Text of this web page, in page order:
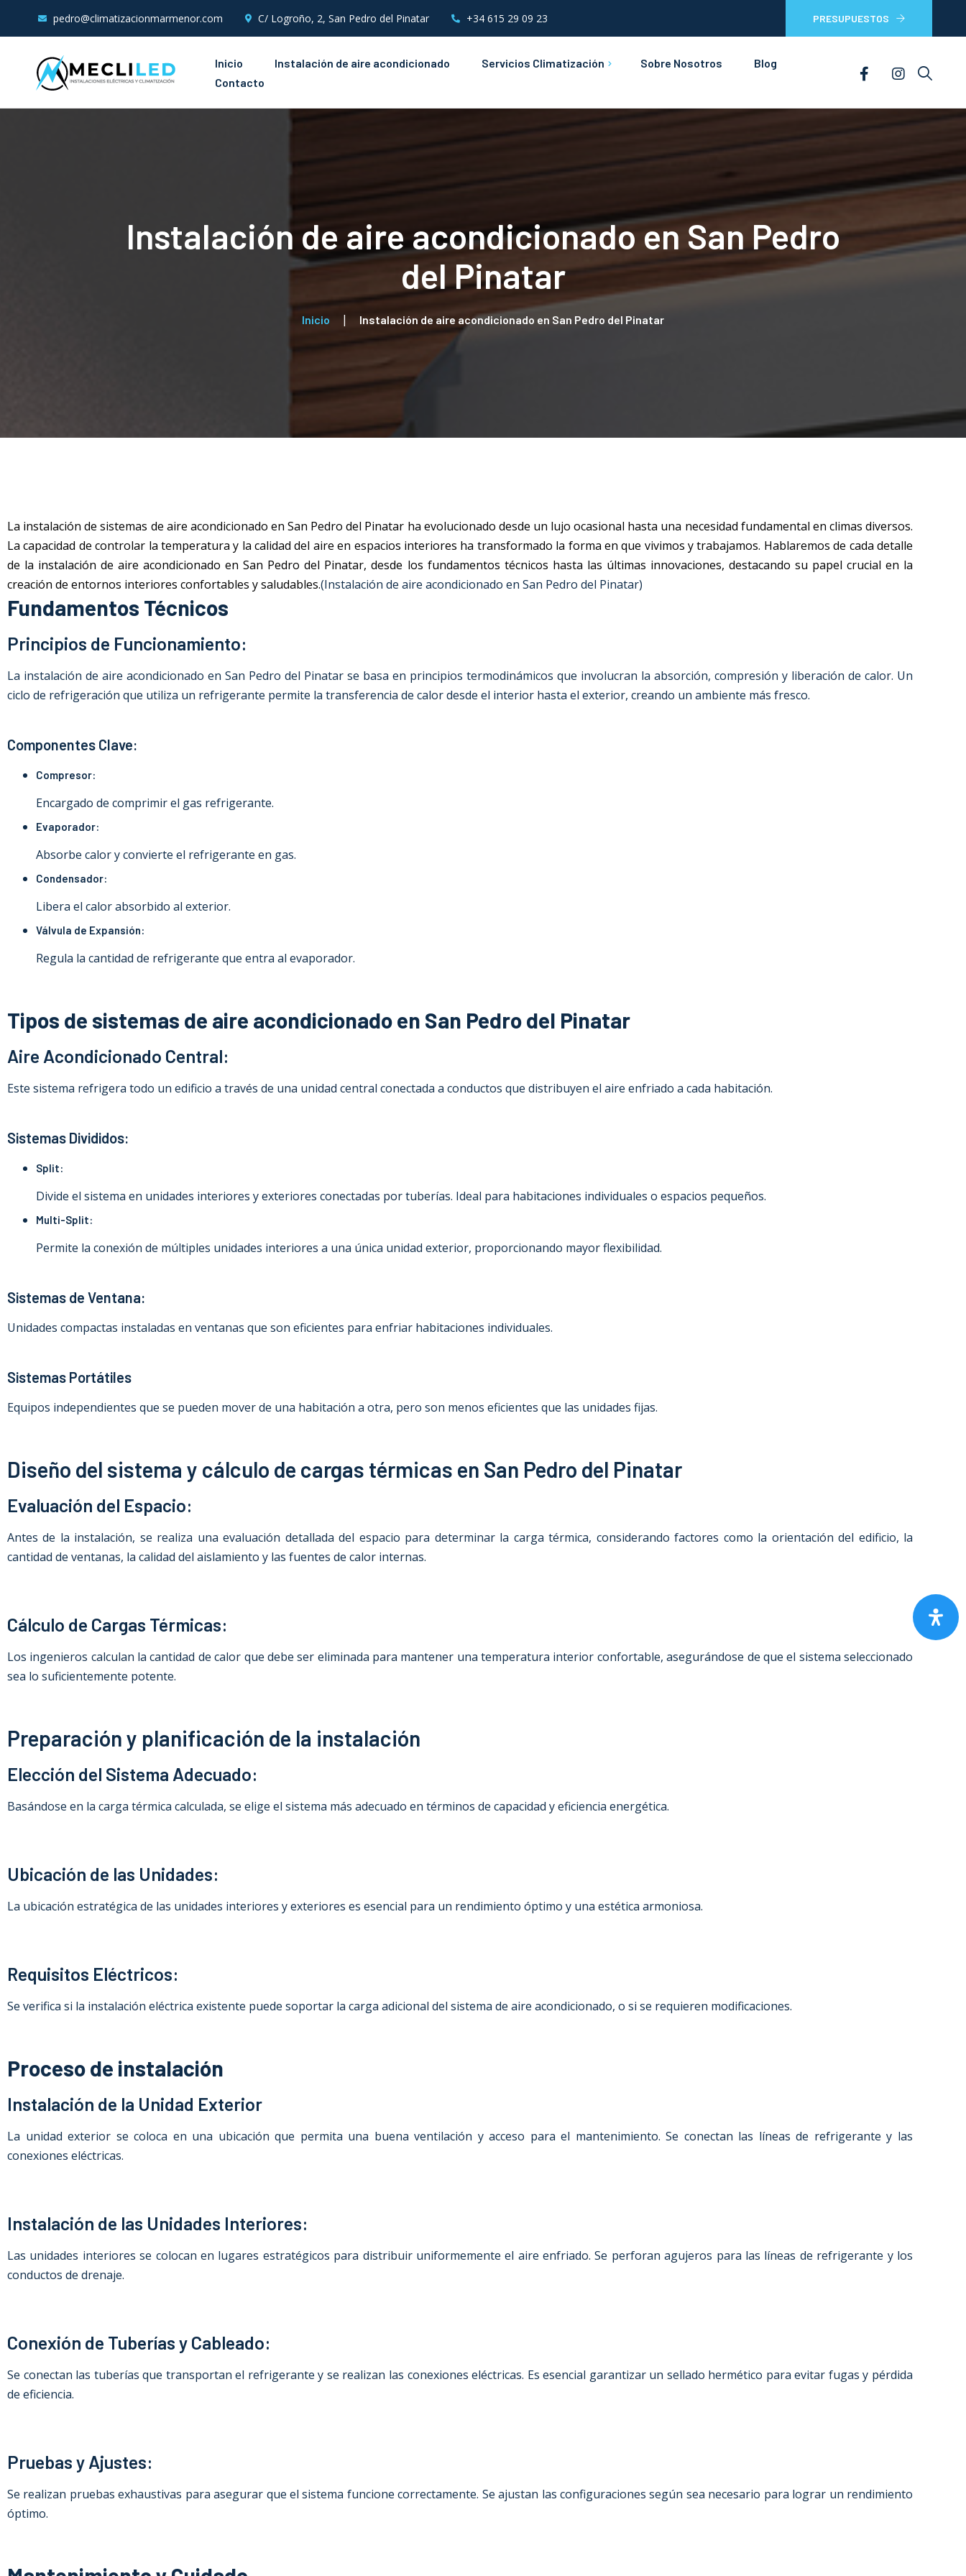
pedro@climatizacionmarmenor.com C/ Logroño, 2, San Pedro del Pinatar +34 615 29 09 23 PRESUPUESTOS
Inicio Instalación de aire acondicionado Servicios Climatización
Mantenimientos Eléctricos
Sobre Nosotros
Blog
Contacto
Instalación de aire acondicionado en San Pedro
del Pinatar
Inicio Instalación de aire acondicionado en San Pedro del Pinatar
La instalación de sistemas de aire acondicionado en San Pedro del Pinatar ha evolucionado desde un lujo ocasional hasta una necesidad fundamental en climas diversos.
La capacidad de controlar la temperatura y la calidad del aire en espacios interiores ha transformado la forma en que vivimos y trabajamos. Hablaremos de cada detalle
de la instalación de aire acondicionadoen San Pedro del Pinatar, desde los fundamentos técnicos hasta las últimas innovaciones, destacando su papel crucial en la
creación de entornos interiores confortables y saludables.(Instalación de aire acondicionado en San Pedro del Pinatar)
Fundamentos Técnicos
Principios de Funcionamiento:
La instalación de aire acondicionado en San Pedro del Pinatar se basa en principios termodinámicos que involucran la absorción, compresión y liberación de calor. Un
ciclo de refrigeración que utiliza un refrigerante permite la transferencia de calor desde el interior hasta el exterior, creando un ambiente más fresco.
Componentes Clave:
Compresor:
Encargado de comprimir el gas refrigerante.
Evaporador:
Absorbe calor y convierte el refrigerante en gas.
Condensador:
Libera el calor absorbido al exterior.
Válvula de Expansión:
Regula la cantidad de refrigerante que entra al evaporador.
Tipos de sistemas de aire acondicionado en San Pedro del Pinatar
Aire Acondicionado Central:
Este sistema refrigera todo un edificio a través de una unidad central conectada a conductos que distribuyen el aire enfriado a cada habitación.
Sistemas Divididos:
Split:
Divide el sistema en unidades interiores y exteriores conectadas por tuberías. Ideal para habitaciones individuales o espacios pequeños.
Multi-Split:
Permite la conexión de múltiples unidades interiores a una única unidad exterior, proporcionando mayor flexibilidad.
Sistemas de Ventana:
Unidades compactas instaladas en ventanas que son eficientes para enfriar habitaciones individuales.
Sistemas Portátiles
Equipos independientes que se pueden mover de una habitación a otra, pero son menos eficientes que las unidades fijas.
Diseño del sistema y cálculo de cargas térmicas en San Pedro del Pinatar
Evaluación del Espacio:
Antes de la instalación, se realiza una evaluación detallada del espacio para determinar la carga térmica, considerando factores como la orientación del edificio, la
cantidad de ventanas, la calidad del aislamiento y las fuentes de calor internas.
Cálculo de Cargas Térmicas:
Los ingenieros calculan la cantidad de calor que debe ser eliminada para mantener una temperatura interior confortable, asegurándose de que el sistema seleccionado
sea lo suficientemente potente.
Preparación y planificación de la instalación
Elección del Sistema Adecuado:
Basándose en la carga térmica calculada, se elige el sistema más adecuado en términos de capacidad y eficiencia energética.
Ubicación de las Unidades:
La ubicación estratégica de las unidades interiores y exteriores es esencial para un rendimiento óptimo y una estética armoniosa.
Requisitos Eléctricos:
Se verifica si la instalación eléctrica existente puede soportar la carga adicional del sistema de aire acondicionado, o si se requieren modificaciones.
Proceso de instalación
Instalación de la Unidad Exterior
La unidad exterior se coloca en una ubicación que permita una buena ventilación y acceso para el mantenimiento. Se conectan las líneas de refrigerante y las
conexiones eléctricas.
Instalación de las Unidades Interiores:
Las unidades interiores se colocan en lugares estratégicos para distribuir uniformemente el aire enfriado. Se perforan agujeros para las líneas de refrigerante y los
conductos de drenaje.
Conexión de Tuberías y Cableado:
Se conectan las tuberías que transportan el refrigerante y se realizan las conexiones eléctricas. Es esencial garantizar un sellado hermético para evitar fugas y pérdida
de eficiencia.
Pruebas y Ajustes:
Se realizan pruebas exhaustivas para asegurar que el sistema funcione correctamente. Se ajustan las configuraciones según sea necesario para lograr un rendimiento
óptimo.